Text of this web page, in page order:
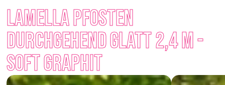
Barriere, die Ihre Privatsphäre schützt und gleichzeitig
ästhetisch ausgewogen wirkt. Es ist sowohl für moderne
Häuser als auch für Renovierungen geeignet, wo sich
Funktionalität mit zeitlosem Aussehen verbindet.
Wenn Sie nach einer eleganten Einzäunung suchen, die Sie
nicht stört, aber schützt – Lamella ist genau das, was Sie
Lamella Pfosten
durchgehend glatt 2,4 m -
Soft Graphit